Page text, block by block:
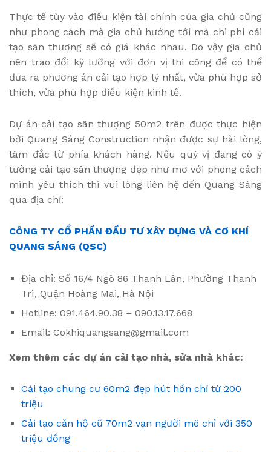
Thực tế tùy vào điều kiện tài chính của gia chủ cũng
như phong cách mà gia chủ hướng tới mà chi phí cải
tạo sân thượng sẽ có giá khác nhau. Do vậy gia chủ
nên trao đổi kỹ lưỡng với đơn vị thi công để có thể
đưa ra phương án cải tạo hợp lý nhất, vừa phù hợp sở
thích, vừa phù hợp điều kiện kinh tế.
Dự án cải tạo sân thượng 50m2 trên được thực hiện
bởi Quang Sáng Construction nhận được sự hài lòng,
tâm đắc từ phía khách hàng. Nếu quý vị đang có ý
tưởng cải tạo sân thượng đẹp như mơ với phong cách
mình yêu thích thì vui lòng liên hệ đến Quang Sáng
qua địa chỉ:
CÔNG TY CỔ PHẦN ĐẦU TƯ XÂY DỰNG VÀ CƠ KHÍ
QUANG SÁNG (QSC)
Địa chỉ: Số 16/4 Ngõ 86 Thanh Lân, Phường Thanh
Trì, Quận Hoàng Mai, Hà Nội
Hotline: 091.464.90.38 – 090.13.17.668
Email: Cokhiquangsang@gmail.com
Xem thêm các dự án cải tạo nhà, sửa nhà khác:
Cải tạo chung cư 60m2 đẹp hút hồn chỉ từ 200
triệu
Cải tạo căn hộ cũ 70m2 vạn người mê chỉ với 350
triệu đồng